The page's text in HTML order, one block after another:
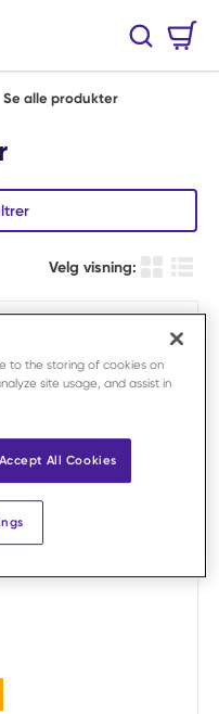
Søk
Se alle produkter
Velg visning:
to the storing of cookies on
site usage, and assist in
Accept All Cookies